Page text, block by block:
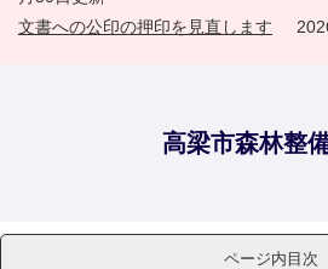
文書への公印の押印を見直します
高梁市森林整
ページ内目次